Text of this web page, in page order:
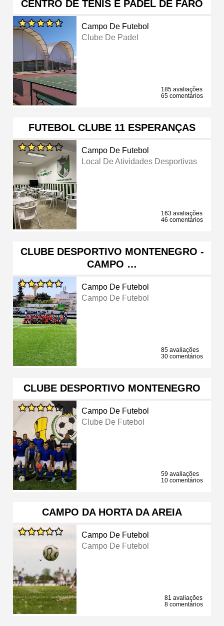
CENTRO DE TÉNIS E PADEL DE FARO
Campo De Futebol
Clube De Padel
185 avaliações
65 comentários
FUTEBOL CLUBE 11 ESPERANÇAS
Campo De Futebol
Local De Atividades Desportivas
163 avaliações
46 comentários
CLUBE DESPORTIVO MONTENEGRO -
CAMPO …
Campo De Futebol
Campo De Futebol
85 avaliações
30 comentários
CLUBE DESPORTIVO MONTENEGRO
Campo De Futebol
Clube De Futebol
59 avaliações
10 comentários
CAMPO DA HORTA DA AREIA
Campo De Futebol
Campo De Futebol
81 avaliações
8 comentários